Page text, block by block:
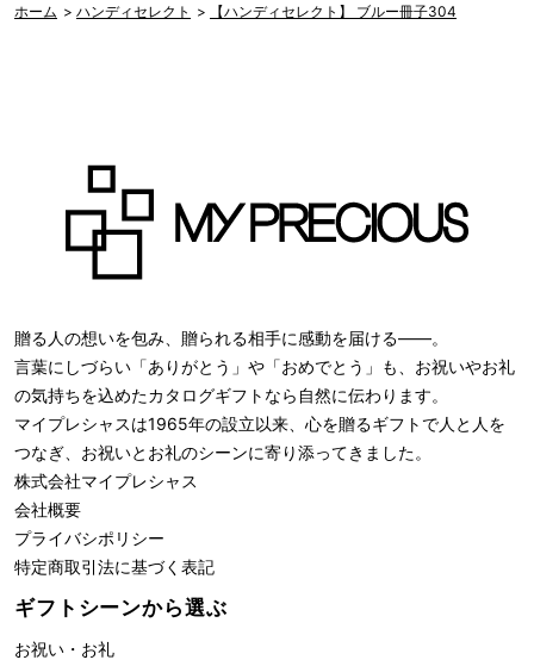
ホーム > ハンディセレクト > 【ハンディセレクト】 ブルー冊子304
贈る人の想いを包み、贈られる相手に感動を届ける――。
言葉にしづらい「ありがとう」や「おめでとう」も、お祝いやお礼
の気持ちを込めたカタログギフトなら自然に伝わります。
マイプレシャスは1965年の設立以来、心を贈るギフトで人と人を
つなぎ、お祝いとお礼のシーンに寄り添ってきました。
株式会社マイプレシャス
会社概要
プライバシポリシー
特定商取引法に基づく表記
ギフトシーンから選ぶ
お祝い・お礼